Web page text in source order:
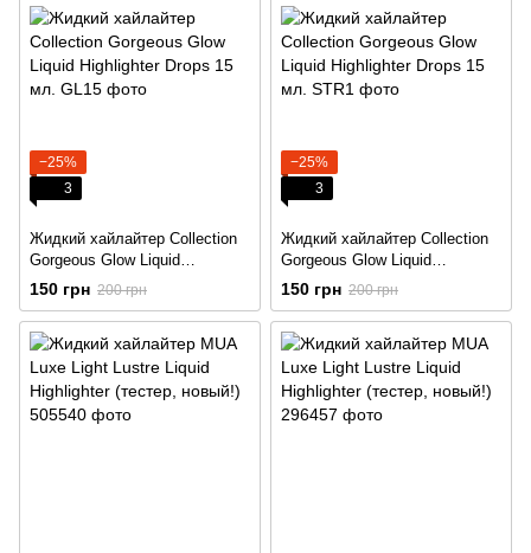
−25%
3
Жидкий хайлайтер Collection
Gorgeous Glow Liquid
Highlighter Drops 15 мл.
150 грн 200 грн
−25%
3
Жидкий хайлайтер Collection
Gorgeous Glow Liquid
Highlighter Drops 15 мл.
150 грн 200 грн